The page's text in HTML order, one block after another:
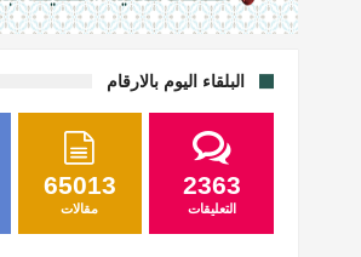
البلقاء اليوم بالارقام
65013
مقالات
2363
التعليقات